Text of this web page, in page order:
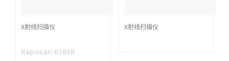
X射线扫描仪
Rapiscan 618XR
X射线扫描仪